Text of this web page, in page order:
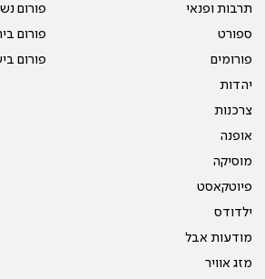
תרבות ופנאי
ספורט
פורומים
יהדות
צרכנות
אופנה
מוסיקה
פיוטקאסט
ילדודס
מודעות אבל
מזג אוויר
פורום
פורום
פורום